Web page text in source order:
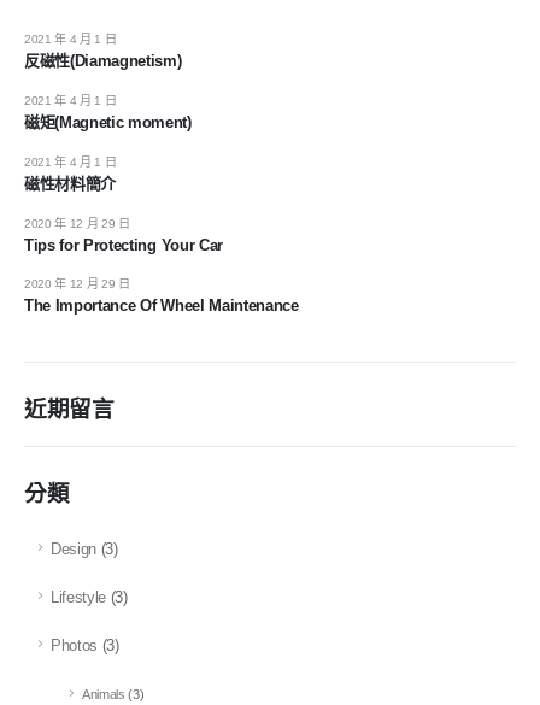
反磁性(Diamagnetism)
2021 年 4 月 1 日
磁矩(Magnetic moment)
2021 年 4 月 1 日
磁性材料簡介
2021 年 4 月 1 日
Tips for Protecting Your Car
2020 年 12 月 29 日
The Importance Of Wheel Maintenance
2020 年 12 月 29 日
近期留言
分類
Design (3)
Lifestyle (3)
Photos (3)
Animals (3)